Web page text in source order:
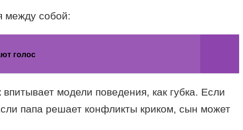
между собой:
голос
модели поведения, как губка. Если
папа решает конфликты криком, сын может